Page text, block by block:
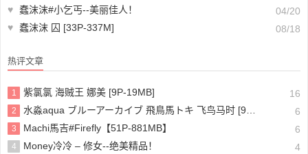
♥ 蠢沫沫#小乞丐--美丽佳人！
04/20
♥ 蠢沫沫 囚 [33P-337M] 08/18
热评文章
1 紫氯氯 海贼王 娜美 [9P-19MB] 16
2 水淼aqua ブルーアーカイブ 飛鳥馬トキ 飞鸟马时 [91P-96MB] 6
3 Machi馬吉#Firefly【51P-881MB】 6
4 Money冷冷 – 修女--绝美精品！ 4